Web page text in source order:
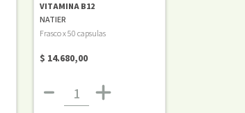
VITAMINA B12
NATIER
Frasco x 50 capsulas
$ 14.680,00